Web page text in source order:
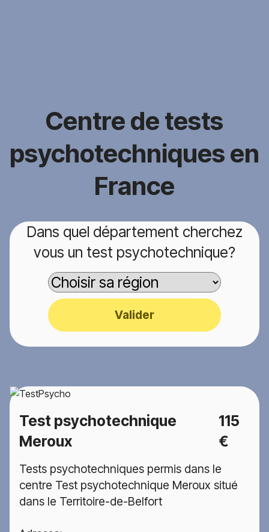
Centre de tests
psychotechniques en
France
Dans quel département cherchez
vous un test psychotechnique?
Valider
Test psychotechnique
Meroux
115
€
Tests psychotechniques permis dans le
centre Test psychotechnique Meroux situé
dans le Territoire-de-Belfort